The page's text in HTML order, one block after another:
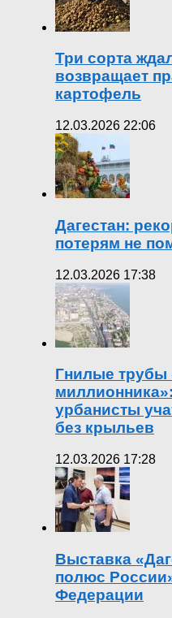
Три сорта
возвращает
картофель
12.03.2026 22:06
Дагестан:
потерям не
12.03.2026 17:38
Гнилые трубы
урбанисты
без крыльев
12.03.2026 17:28
Выставка
полюс
Федерации